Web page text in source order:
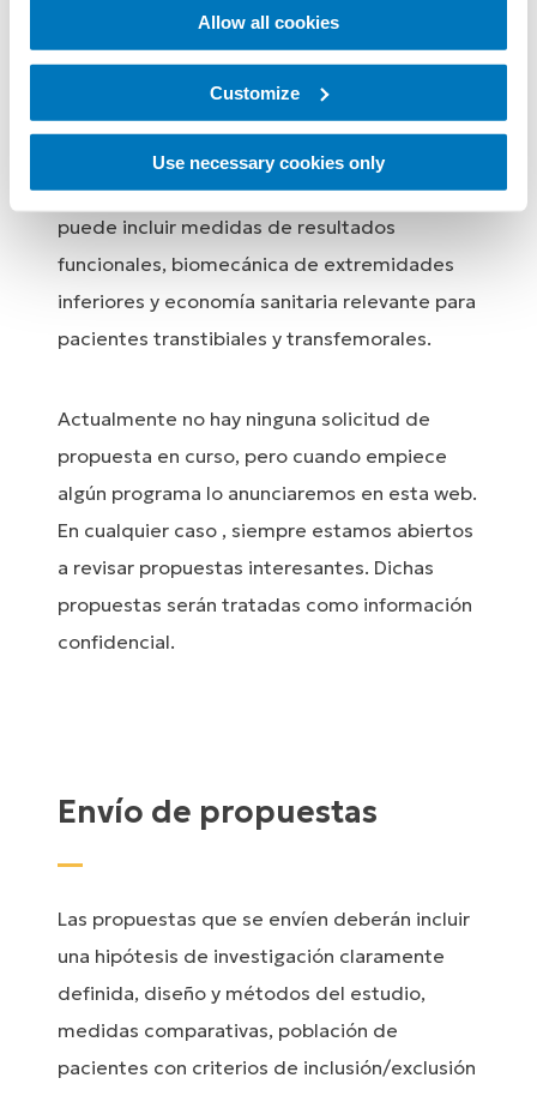
Allow all cookies
Customize
Use necessary cookies only
de personas conamputaciónde extremidad
inferior a fin de de ampliar los conocimientos
científicos en el campo de la protésica. Esto
puede incluir medidas de resultados
funcionales, biomecánica de extremidades
inferiores y economía sanitaria relevante para
pacientes transtibiales y transfemorales.
Actualmente no hay ninguna solicitud de
propuesta en curso, pero cuando empiece
algún programa lo anunciaremos en esta web.
En cualquier caso , siempre estamos abiertos
a revisar propuestas interesantes. Dichas
propuestas serán tratadas como información
confidencial.
Envío de propuestas
Las propuestas que se envíen deberán incluir
una hipótesis de investigación claramente
definida, diseño y métodos del estudio,
medidas comparativas, población de
pacientes con criterios de inclusión/exclusión